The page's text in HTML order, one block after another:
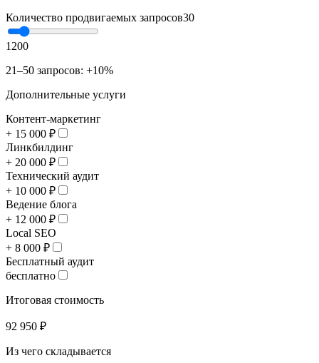
Количество продвигаемых запросов30
1 200
21–50 запросов: +10%
Дополнительные услуги
Контент-маркетинг
+ 15 000 ₽
Линкбилдинг
+ 20 000 ₽
Технический аудит
+ 10 000 ₽
Ведение блога
+ 12 000 ₽
Local SEO
+ 8 000 ₽
Бесплатный аудит
бесплатно
Итоговая стоимость
92 950 ₽
Из чего складывается